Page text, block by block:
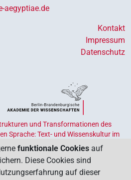
aegyptiae.de
Kontakt
Impressum
Datenschutz
und Transformationen des
Sprache: Text- und Wissenskultur im
Bund und Ländern geförderten
der Erhaltung, Sicherung und
Erbes dient. Koordiniert wird
der Deutschen Akademien der
funktionale Cookies auf
Diese Cookies sind
auf dieser